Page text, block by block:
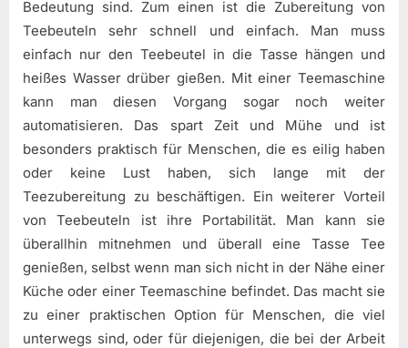
Bedeutung sind. Zum einen ist die Zubereitung von
Teebeuteln sehr schnell und einfach. Man muss
einfach nur den Teebeutel in die Tasse hängen und
heißes Wasser drüber gießen. Mit einer Teemaschine
kann man diesen Vorgang sogar noch weiter
automatisieren. Das spart Zeit und Mühe und ist
besonders praktisch für Menschen, die es eilig haben
oder keine Lust haben, sich lange mit der
Teezubereitung zu beschäftigen. Ein weiterer Vorteil
von Teebeuteln ist ihre Portabilität. Man kann sie
überallhin mitnehmen und überall eine Tasse Tee
genießen, selbst wenn man sich nicht in der Nähe einer
Küche oder einer Teemaschine befindet. Das macht sie
zu einer praktischen Option für Menschen, die viel
unterwegs sind, oder für diejenigen, die bei der Arbeit